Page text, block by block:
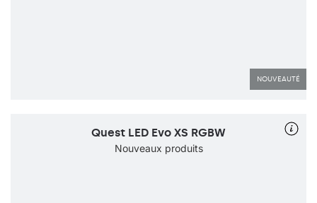
NOUVEAUTÉ
Quest LED Evo XS RGBW
Nouveaux produits